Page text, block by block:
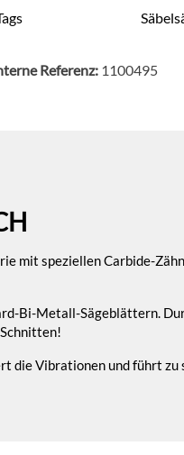
Referenz: 1100495
mit speziellen Carbide-
Bi-Metall-Sägeblättern.
Vibrationen und führt zu